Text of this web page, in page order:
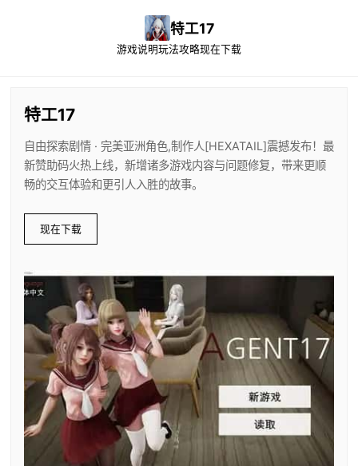
特工17
游戏说明玩法攻略现在下载
特工17
自由探索剧情 · 完美亚洲角色,制作人[HEXATAIL]震撼发布！最
新赞助码火热上线，新增诸多游戏内容与问题修复，带来更顺
畅的交互体验和更引人入胜的故事。
现在下载